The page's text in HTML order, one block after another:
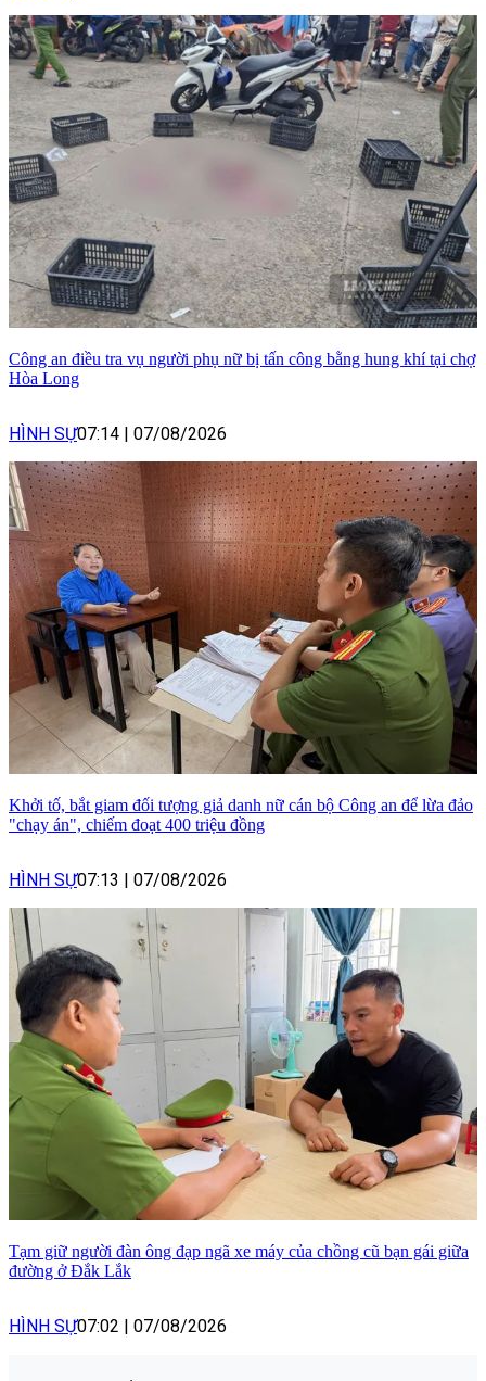
Công an điều tra vụ người phụ nữ bị tấn công bằng hung khí tại chợ
Hòa Long
HÌNH SỰ07:14 | 07/08/2026
Khởi tố, bắt giam đối tượng giả danh nữ cán bộ Công an để lừa đảo
"chạy án", chiếm đoạt 400 triệu đồng
HÌNH SỰ07:13 | 07/08/2026
Tạm giữ người đàn ông đạp ngã xe máy của chồng cũ bạn gái giữa
đường ở Đắk Lắk
HÌNH SỰ07:02 | 07/08/2026